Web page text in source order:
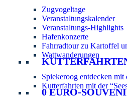
Zugvogeltage
Veranstaltungskalender
Veranstaltungs-Highlights
Hafenkonzerte
Fahrradtour zu Kartoffel
Wattwanderungen
Spiekeroog entdecken
Kutterfahrten mit der
0 EURO-